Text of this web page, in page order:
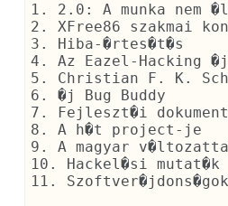
1. 2.0: A munka nem
2. XFree86 szakmai
3. Hiba-�rtes�t�s
4. Az Eazel-Hacking
5. Christian F. K.
6. �j Bug Buddy
7. Fejleszt�i
8. A h�t project-je
9. A magyar
10. Hackel�si mutat�k
11. Szoftver�jdons�gok